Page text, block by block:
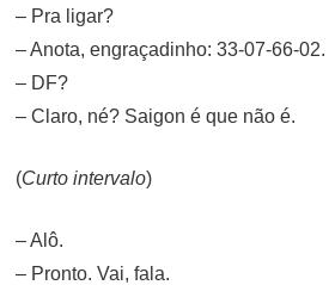
– Pra ligar?
– Anota, engraçadinho: 33-07-66-02.
– DF?
– Claro, né? Saigon é que não é.
(Curto intervalo)
– Alô.
– Pronto. Vai, fala.